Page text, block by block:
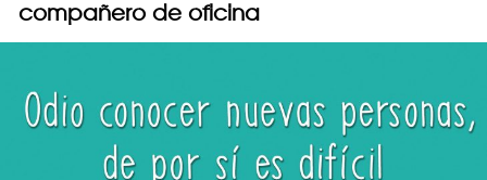
compañero de oficina